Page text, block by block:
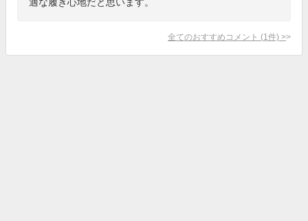
全てのおすすめコメント (1 件) >